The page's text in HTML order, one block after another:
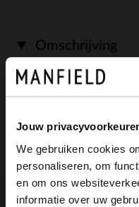
Jouw
We gebruiken cookies
personaliseren, om
en om ons
informatie over uw
Omschrijving
met een platte
adviseren als
de suède/
View this